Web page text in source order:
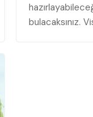
bulacaksınız.